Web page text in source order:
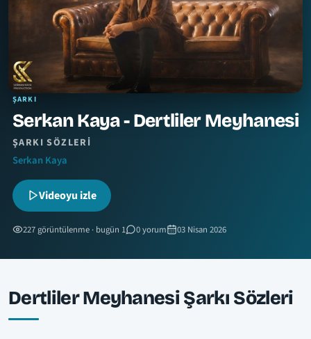
ŞARKI
Serkan Kaya - Dertliler Meyhanesi
ŞARKI SÖZLERI
Serkan Kaya
Videoyu izle
227 görüntülenme · bugün 1 0 yorum 03 Nisan 2026
Dertliler Meyhanesi Şarkı Sözleri